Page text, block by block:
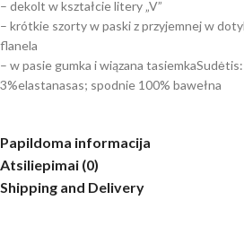
– dekolt w kształcie litery „V”
– krótkie szorty w paski z przyjemnej w
flanela
– w pasie gumka i wiązana
3%elastanasas; spodnie 100% bawełna
Papildoma informacija
Atsiliepimai (0)
Shipping and Delivery